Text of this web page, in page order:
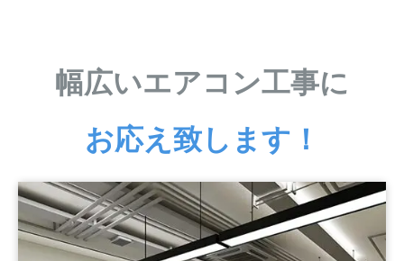
幅広いエアコン工事に
お応え致します！